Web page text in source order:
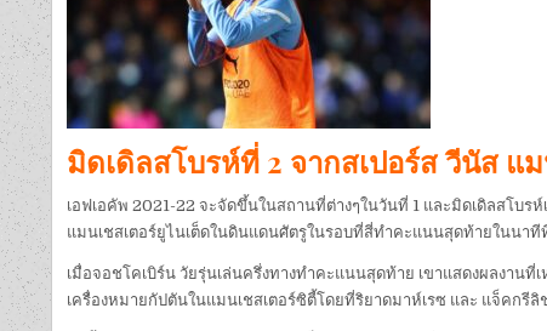
มิดเดิลสโบรห์ที่ 2 จากสเปอร์ส วีนัส แ
เอฟเอคัพ 2021-22 จะจัดขึ้นในสถานที่ต่างๆในวันที่ 1 และมิดเดิลสโบร
แมนเชสเตอร์ยูไนเต็ดในดินแดนศัตรูในรอบที่สี่ทำคะแนนสุดท้ายในนาที
เมื่อจอชโคเบิร์น วัยรุ่นเล่นครึ่งทางทำคะแนนสุดท้าย เขาแสดงผลงาน
เครื่องหมายกัปตันในแมนเชสเตอร์ซิตี้โดยที่ริยาดมาห์เรซ และ แจ็คกรี